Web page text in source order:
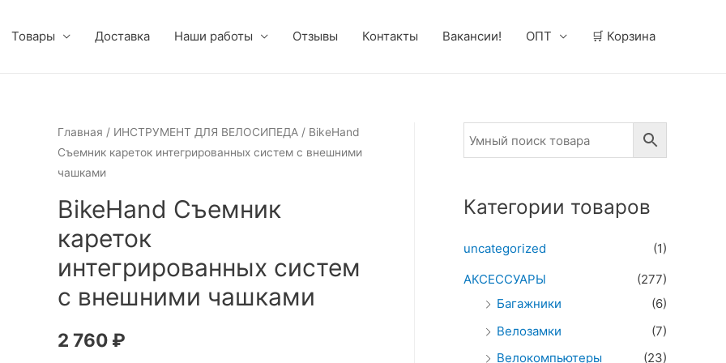
Товары Доставка Наши работы Отзывы Контакты Вакансии! ОПТ 🛒 Корзина
Главная / ИНСТРУМЕНТ ДЛЯ ВЕЛОСИПЕДА/ BikeHand
Съемник кареток интегрированных систем с внешними
чашками
BikeHand Съемник
кареток
интегрированных систем
с внешними чашками
2 760 ₽
Категории товаров
uncategorized
(1)
АКСЕССУАРЫ
(277)
Багажники
(6)
Велозамки
(7)
Велокомпьютеры
(23)